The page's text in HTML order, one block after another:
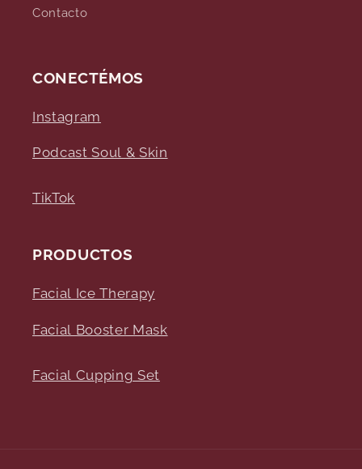
Contacto
CONECTÉMOS
Instagram
Podcast Soul & Skin
TikTok
PRODUCTOS
Facial Ice Therapy
Facial Booster Mask
Facial Cupping Set